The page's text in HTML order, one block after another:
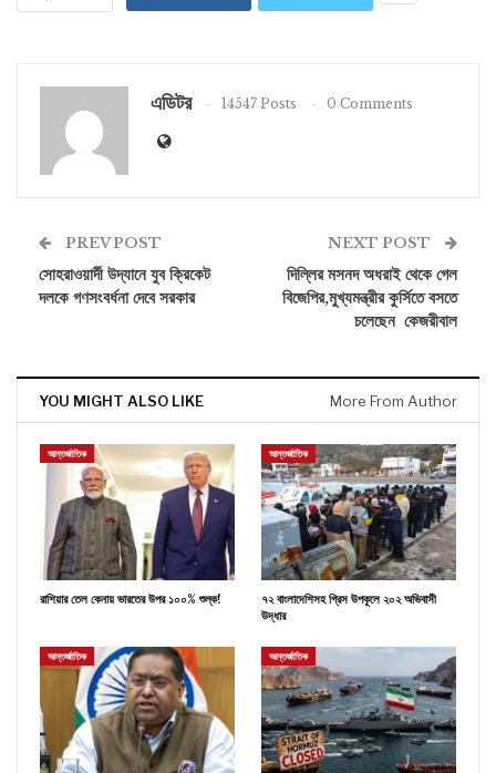
এডিটর 14547 Posts 0 Comments
PREV POST
সোহরাওয়ার্দী উদ্যানে যুব ক্রিকেট
দলকে গণসংবর্ধনা দেবে সরকার
NEXT POST
দিল্লির মসনদ অধরাই থেকে গেল
বিজেপির,মুখ্যমন্ত্রীর কুর্সিতে বসতে
চলেছেন কেজরীবাল
YOU MIGHT ALSO LIKE More From Author
আন্তর্জাতিক
রাশিয়ার তেল কেনায় ভারতের উপর ১০০% শুল্ক!
আন্তর্জাতিক
৭২ বাংলাদেশিসহ গ্রিস উপকূলে ২০২ অভিবাসী
উদ্ধার
আন্তর্জাতিক আন্তর্জাতিক